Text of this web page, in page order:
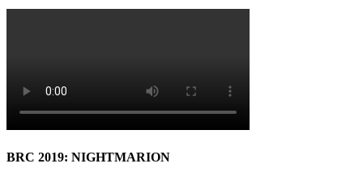
BRC 2019: NIGHTMARION